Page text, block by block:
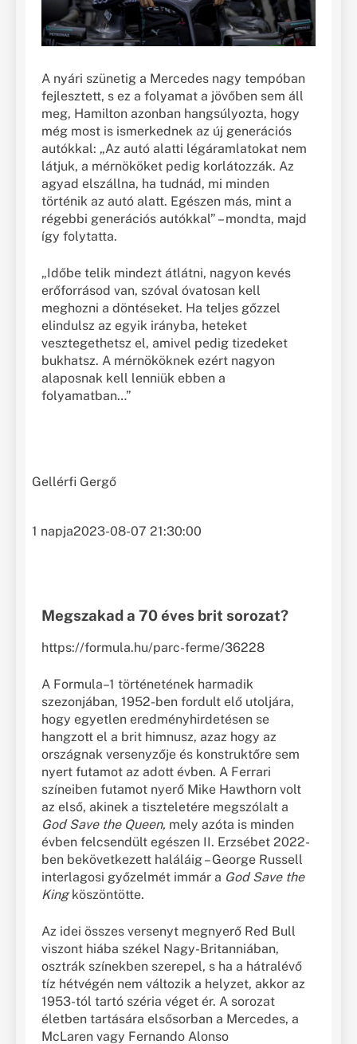
A nyári szünetig a Mercedes nagy tempóban
fejlesztett, s ez a folyamat a jövőben sem áll
meg, Hamilton azonban hangsúlyozta, hogy
még most is ismerkednek az új generációs
autókkal: „Az autó alatti légáramlatokat nem
látjuk, a mérnököket pedig korlátozzák. Az
agyad elszállna, ha tudnád, mi minden
történik az autó alatt. Egészen más, mint a
régebbi generációs autókkal” – mondta, majd
így folytatta.
„Időbe telik mindezt átlátni, nagyon kevés
erőforrásod van, szóval óvatosan kell
meghozni a döntéseket. Ha teljes gőzzel
elindulsz az egyik irányba, heteket
vesztegethetsz el, amivel pedig tizedeket
bukhatsz. A mérnököknek ezért nagyon
alaposnak kell lenniük ebben a
folyamatban…”
Gellérfi Gergő
1 napja2023-08-07 21:30:00
Megszakad a 70 éves brit sorozat?
https://formula.hu/parc-ferme/36228
A Formula–1 történetének harmadik
szezonjában, 1952-ben fordult elő utoljára,
hogy egyetlen eredményhirdetésen se
hangzott el a brit himnusz, azaz hogy az
országnak versenyzője és konstruktőre sem
nyert futamot az adott évben. A Ferrari
színeiben futamot nyerő Mike Hawthorn volt
az első, akinek a tiszteletére megszólalt a
God Save the Queen, mely azóta is minden
évben felcsendült egészen II. Erzsébet 2022-
ben bekövetkezett haláláig – George Russell
interlagosi győzelmét immár a God Save the
Kingköszöntötte.
Az idei összes versenyt megnyerő Red Bull
viszont hiába székel Nagy-Britanniában,
osztrák színekben szerepel, s ha a hátralévő
tíz hétvégén nem változik a helyzet, akkor az
1953-tól tartó széria véget ér. A sorozat
életben tartására elsősorban a Mercedes, a
McLaren vagy Fernando Alonso